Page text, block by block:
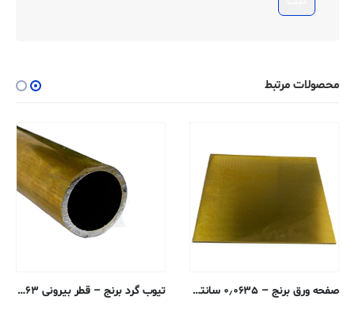
محصولات مرتبط
صفحه ورق برنج – ۰٫۰۶۳۵ سانتی متر – ۲۶۰-H02 تیوب گرد برنج – قطر بیرونی ۰٫۴۷۶۳ ، دیواره ۰٫۱۲۴۵ ، قطر داخلی ۰٫۲۲۷۳ سانتی متر – H58 بدون درز